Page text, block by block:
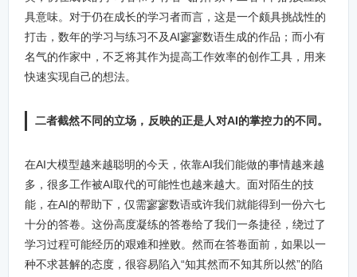
具意味。对于仍在成长的学习者而言，这是一个颇具挑战性的
打击，数年的学习与练习不及AI寥寥数语生成的作品；而小有
名气的作家中，不乏将其作为提高工作效率的创作工具，用来
快速实现自己的想法。
二者截然不同的立场，反映的正是人对AI的掌控力的不同。
在AI大模型越来越聪明的今天，依靠AI我们能做的事情越来越
多，很多工作被AI取代的可能性也越来越大。面对陌生的技
能，在AI的帮助下，仅需寥寥数语或许我们就能得到一份六七
十分的答卷。这份高度凝练的答卷给了我们一条捷径，绕过了
学习过程可能经历的艰难和挫败。然而在答卷面前，如果以一
种不求甚解的态度，很容易陷入“知其然而不知其所以然”的陷